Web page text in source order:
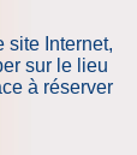
site Internet,
sur le lieu
à réserver